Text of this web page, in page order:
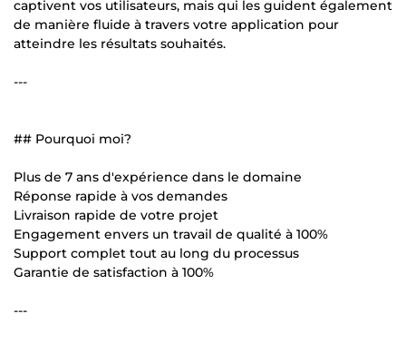
captivent vos utilisateurs, mais qui les guident également
de manière fluide à travers votre application pour
atteindre les résultats souhaités.
---
## Pourquoi moi?
Plus de 7 ans d'expérience dans le domaine
Réponse rapide à vos demandes
Livraison rapide de votre projet
Engagement envers un travail de qualité à 100%
Support complet tout au long du processus
Garantie de satisfaction à 100%
---